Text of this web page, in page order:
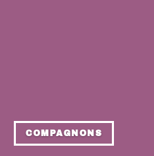
COMPAGNONS